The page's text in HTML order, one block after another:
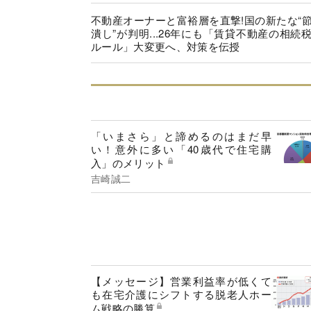
不動産オーナーと富裕層を直撃!国の新たな“
潰し”が判明...26年にも「賃貸不動産の相続
ルール」大変更へ、対策を伝授
「いまさら」と諦めるのはまだ早
い！意外に多い「40歳代で住宅購
入」のメリット
吉崎誠二
【メッセージ】営業利益率が低くて
も在宅介護にシフトする脱老人ホー
ム戦略の勝算